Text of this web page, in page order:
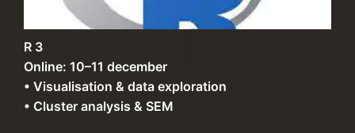
R 3
Online: 10–11 december
• Visualisation & data exploration
• Cluster analysis & SEM